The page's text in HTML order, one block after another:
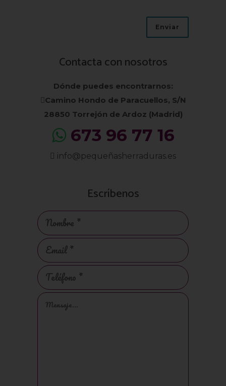
Contacta con nosotros
Dónde puedes encontrarnos:
Camino Hondo de Paracuellos, S/N
28850 Torrejón de Ardoz (Madrid)
673 96 77 16
info@pequeñasherraduras.es
Escríbenos